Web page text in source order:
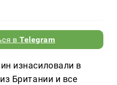
вTelegram
изнасиловали в
Британии и все